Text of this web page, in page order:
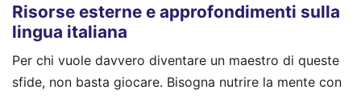
Risorse esterne e approfondimenti sulla
lingua italiana
Per chi vuole davvero diventare un maestro di queste
sfide, non basta giocare. Bisogna nutrire la mente con